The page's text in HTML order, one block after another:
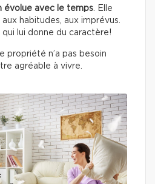
évolue avec le temps . Elle
habitudes, aux imprévus.
lui donne du caractère!
propriété n’a pas besoin
agréable à vivre.